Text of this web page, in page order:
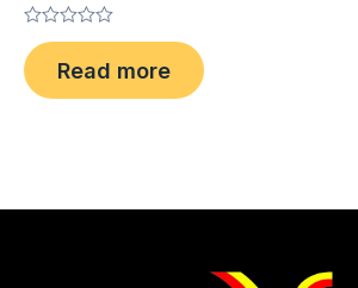
Rated
0
out
of
Read more